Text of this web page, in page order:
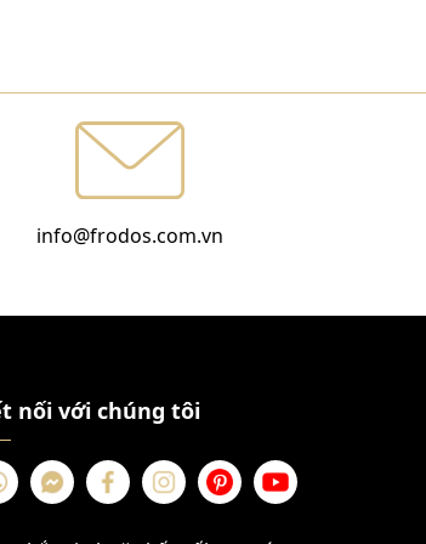
info@frodos.com.vn
nối với chúng tôi